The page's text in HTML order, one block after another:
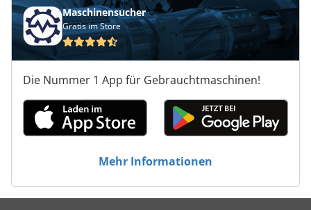
Maschinensucher
Gratis im Store
Die Nummer 1 App für Gebrauchtmaschinen!
Mehr Informationen